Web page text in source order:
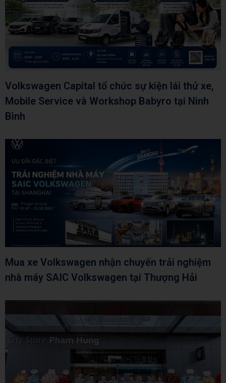
Volkswagen Capital tổ chức sự kiện lái thử xe,
Mobile Service và Workshop Babyro tại Ninh
Bình
Mua xe Volkswagen nhận chuyến trải nghiệm
nhà máy SAIC Volkswagen tại Thượng Hải